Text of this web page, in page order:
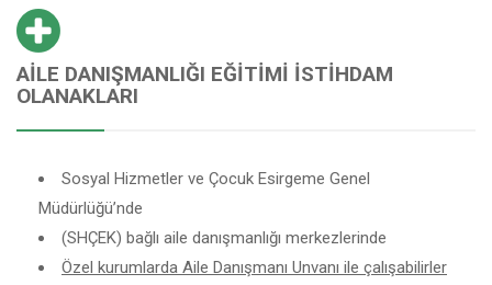
AILE DANIŞMANLIĞI EĞITIMI İSTIHDAM
OLANAKLARI
Sosyal Hizmetler ve Çocuk Esirgeme Genel
Müdürlüğü’nde
(SHÇEK) bağlı aile danışmanlığı merkezlerinde
Özel kurumlarda Aile Danışmanı Unvanı ile çalışabilirler